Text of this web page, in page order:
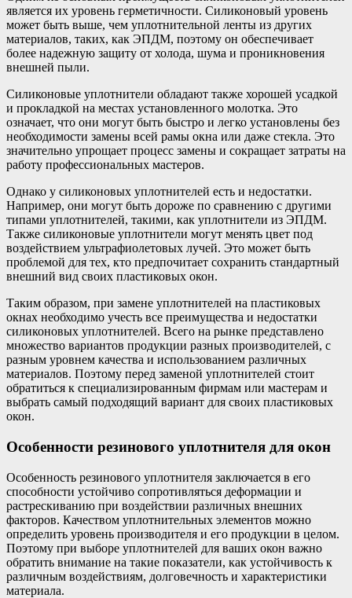
является их уровень герметичности. Силиконовый уровень
может быть выше, чем уплотнительной ленты из других
материалов, таких, как ЭПДМ, поэтому он обеспечивает
более надежную защиту от холода, шума и проникновения
внешней пыли.
Силиконовые уплотнители обладают также хорошей усадкой
и прокладкой на местах установленного молотка. Это
означает, что они могут быть быстро и легко установлены без
необходимости замены всей рамы окна или даже стекла. Это
значительно упрощает процесс замены и сокращает затраты на
работу профессиональных мастеров.
Однако у силиконовых уплотнителей есть и недостатки.
Например, они могут быть дороже по сравнению с другими
типами уплотнителей, такими, как уплотнители из ЭПДМ.
Также силиконовые уплотнители могут менять цвет под
воздействием ультрафиолетовых лучей. Это может быть
проблемой для тех, кто предпочитает сохранить стандартный
внешний вид своих пластиковых окон.
Таким образом, при замене уплотнителей на пластиковых
окнах необходимо учесть все преимущества и недостатки
силиконовых уплотнителей. Всего на рынке представлено
множество вариантов продукции разных производителей, с
разным уровнем качества и использованием различных
материалов. Поэтому перед заменой уплотнителей стоит
обратиться к специализированным фирмам или мастерам и
выбрать самый подходящий вариант для своих пластиковых
окон.
Особенности резинового уплотнителя для окон
Особенность резинового уплотнителя заключается в его
способности устойчиво сопротивляться деформации и
растрескиванию при воздействии различных внешних
факторов. Качеством уплотнительных элементов можно
определить уровень производителя и его продукции в целом.
Поэтому при выборе уплотнителей для ваших окон важно
обратить внимание на такие показатели, как устойчивость к
различным воздействиям, долговечность и характеристики
материала.